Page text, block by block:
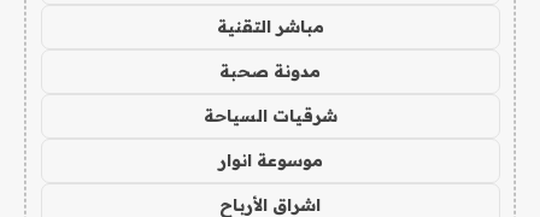
مباشر التقنية
مدونة صحبة
شرقيات السياحة
موسوعة انوار
اشراق الأرباح